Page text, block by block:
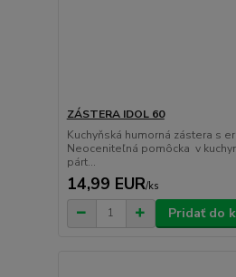
ZÁSTERA IDOL 60
Kuchyňská humorná zástera s
Neoceniteľná pomôcka v
párt...
14,99 EUR/ks
Pridať do